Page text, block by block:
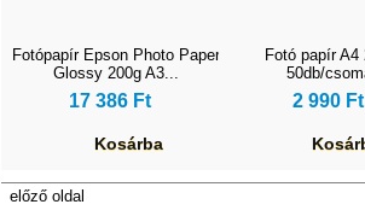
Fotópapír Epson Photo Paper
Glossy 200g A3...
17 386 Ft
Kosárba
Fotó papír A4
50db/
2 990 Ft
előző oldal